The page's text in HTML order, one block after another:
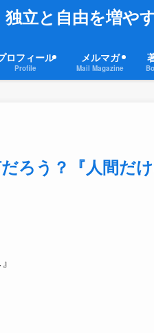
独立と自由を増や
ロフィール
Profile
メルマガ
Mail Magazine
ろう？『人間だ